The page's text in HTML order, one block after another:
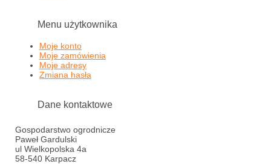
Menu użytkownika
Moje konto
Moje zamówienia
Moje adresy
Zmiana hasła
Dane kontaktowe
Gospodarstwo ogrodnicze
Paweł Gardulski
ul Wielkopolska 4a
58-540 Karpacz